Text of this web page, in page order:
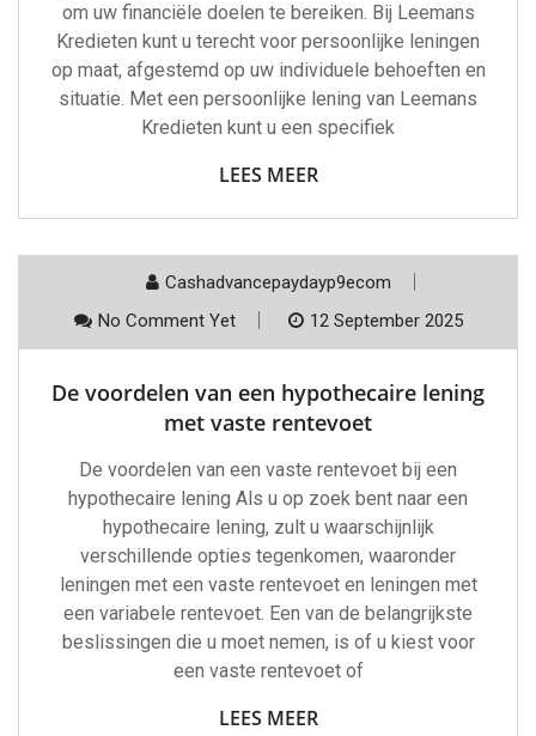
om uw financiële doelen te bereiken. Bij Leemans
Kredieten kunt u terecht voor persoonlijke leningen
op maat, afgestemd op uw individuele behoeften en
situatie. Met een persoonlijke lening van Leemans
Kredieten kunt u een specifiek
LEES MEER
Cashadvancepaydayp9ecom
No Comment Yet
12 September 2025
De voordelen van een hypothecaire lening
met vaste rentevoet
De voordelen van een vaste rentevoet bij een
hypothecaire lening Als u op zoek bent naar een
hypothecaire lening, zult u waarschijnlijk
verschillende opties tegenkomen, waaronder
leningen met een vaste rentevoet en leningen met
een variabele rentevoet. Een van de belangrijkste
beslissingen die u moet nemen, is of u kiest voor
een vaste rentevoet of
LEES MEER